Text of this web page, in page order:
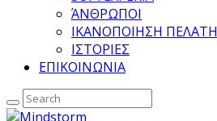
ΆΝΘΡΩΠΟΙ
ΙΚΑΝΟΠΟΙΗΣΗ ΠΕΛΑΤΗ
ΙΣΤΟΡΙΕΣ
ΕΠΙΚΟΙΝΩΝΙΑ